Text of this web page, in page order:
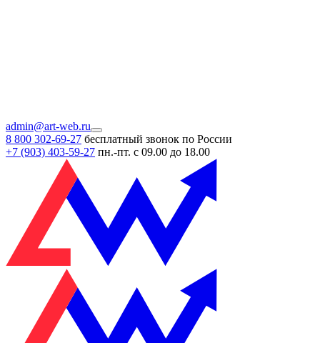
admin@art-web.ru
8 800 302-69-27 бесплатный звонок по России
+7 (903) 403-59-27 пн.-пт. с 09.00 до 18.00